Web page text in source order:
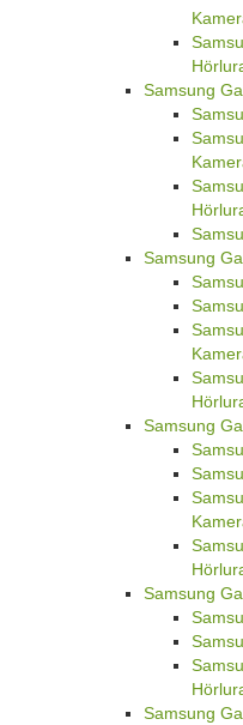
Samsung
Samsung
Samsung
Samsung
Samsung